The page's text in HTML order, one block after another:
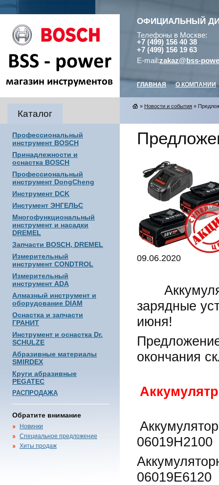
ОФИЦИАЛЬНЫЙ
Телефоны в Москве:
+7 (499) 156 40 38
+7 (499) 156 19 63
E-mail:zakaz@bss-
ГЛАВНАЯ О КОМПАНИИ
Каталог
Профессиональный
инструмент BOSCH
Принадлежности и
оснастка BOSCH
Профессиональный
инструмент DongCheng
Инструмент DCK
Инстумент ЭНГЕЛЬС
Многофункциональный
инструмент и насадки
DREMEL
Запчасти BOSCH, DREMEL
Измерительный
инструмент CONDTROL
Измерительный
инструмент ADA
Алмазный инструмент и
оборудование DIAM
Оснастка и запчасти
ГРАНИТ
Инструмент и оснастка Dr.
SCHULZE
Абразивные материалы
SMIRDEX
Круги абразивные
PEGATEC
РАСПРОДАЖА
Обратите внимание
Новинки
Специальное предложение
Хиты продаж
» Новости и события »
09.06.2020
зарядные
июня!
окончания